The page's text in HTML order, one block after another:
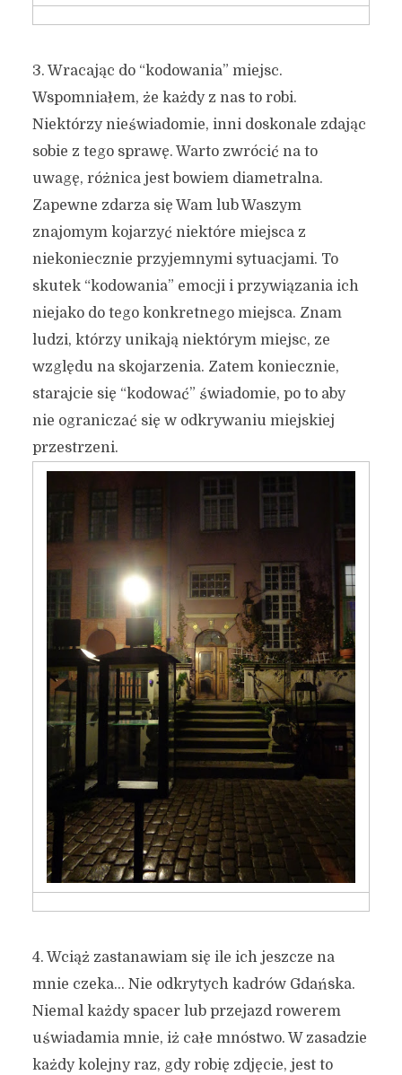
3. Wracając do “kodowania” miejsc.
Wspomniałem, że każdy z nas to robi.
Niektórzy nieświadomie, inni doskonale zdając
sobie z tego sprawę. Warto zwrócić na to
uwagę, różnica jest bowiem diametralna.
Zapewne zdarza się Wam lub Waszym
znajomym kojarzyć niektóre miejsca z
niekoniecznie przyjemnymi sytuacjami. To
skutek “kodowania” emocji i przywiązania ich
niejako do tego konkretnego miejsca. Znam
ludzi, którzy unikają niektórym miejsc, ze
względu na skojarzenia. Zatem koniecznie,
starajcie się “kodować” świadomie, po to aby
nie ograniczać się w odkrywaniu miejskiej
przestrzeni.
4. Wciąż zastanawiam się ile ich jeszcze na
mnie czeka… Nie odkrytych kadrów Gdańska.
Niemal każdy spacer lub przejazd rowerem
uświadamia mnie, iż całe mnóstwo. W zasadzie
każdy kolejny raz, gdy robię zdjęcie, jest to